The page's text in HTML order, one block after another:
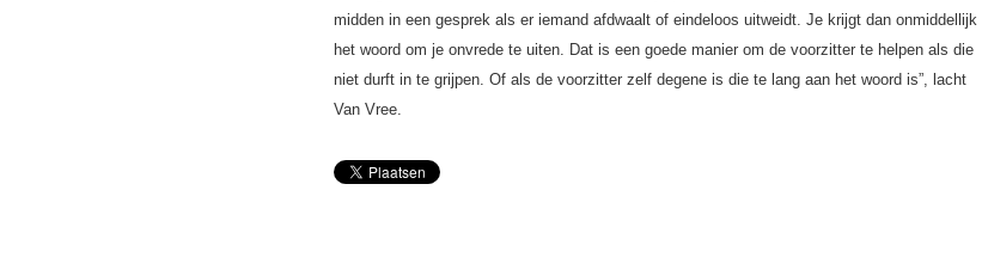
midden in een gesprek als er iemand afdwaalt of eindeloos uitweidt. Je krijgt dan onmiddellijk
het woord om je onvrede te uiten. Dat is een goede manier om de voorzitter te helpen als die
niet durft in te grijpen. Of als de voorzitter zelf degene is die te lang aan het woord is”, lacht
Van Vree.